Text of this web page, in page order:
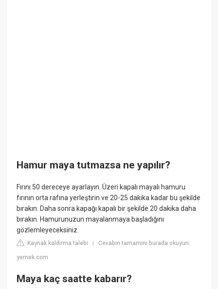
Hamur maya tutmazsa ne yapılır?
Fırını 50 dereceye ayarlayın. Üzeri kapalı mayalı hamuru
fırının orta rafına yerleştirin ve 20-25 dakika kadar bu şekilde
bırakın. Daha sonra kapağı kapalı bir şekilde 20 dakika daha
bırakın. Hamurunuzun mayalanmaya başladığını
gözlemleyeceksiniz.
Kaynak kaldırma talebi |Cevabın tamamını burada okuyun:
yemek.com
Maya kaç saatte kabarır?